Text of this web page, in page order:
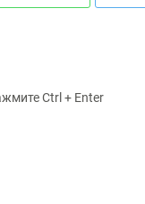
Ctrl + Enter